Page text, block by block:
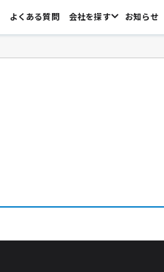
よくある質問 会社を探す お知らせ